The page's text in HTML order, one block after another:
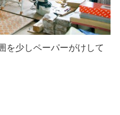
を少しペーパーがけして